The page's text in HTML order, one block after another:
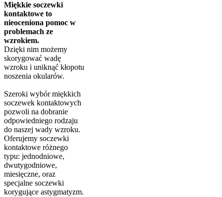
Miękkie soczewki
kontaktowe to
nieoceniona pomoc w
problemach ze
wzrokiem.
Dzięki nim możemy
skorygować wadę
wzroku i uniknąć kłopotu
noszenia okularów.
Szeroki wybór miękkich
soczewek kontaktowych
pozwoli na dobranie
odpowiedniego rodzaju
do naszej wady wzroku.
Oferujemy soczewki
kontaktowe różnego
typu: jednodniowe,
dwutygodniowe,
miesięczne, oraz
specjalne soczewki
korygujące astygmatyzm.